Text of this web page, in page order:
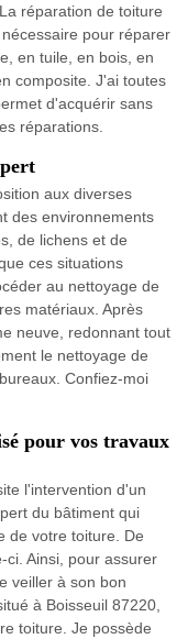
réparation de toiture
pour réparer
en tuile, en bois, en
composite. J'ai toutes
d'acquérir sans
réparations.
aux diverses
des environnements
de lichens et de
ces situations
au nettoyage de
matériaux. Après
neuve, redonnant tout
le nettoyage de
Confiez-moi
pour vos travaux
l'intervention d'un
du bâtiment qui
de votre toiture. De
ci. Ainsi, pour assurer
veiller à son bon
à Boisseuil 87220,
toiture. Je possède